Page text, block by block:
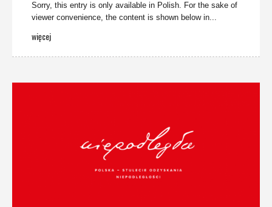
Sorry, this entry is only available in Polish. For the sake of
viewer convenience, the content is shown below in...
więcej